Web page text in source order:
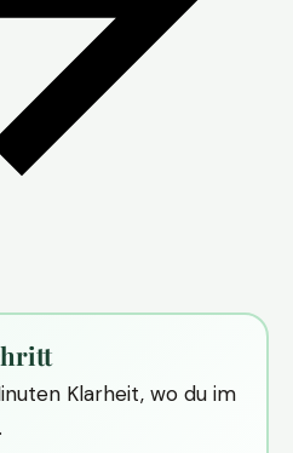
Klarheit, wo du im